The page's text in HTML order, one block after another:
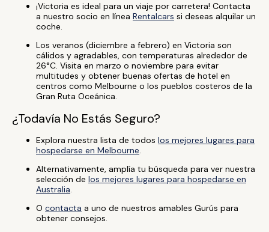
¡Victoria es ideal para un viaje por carretera! Contacta
a nuestro socio en línea Rentalcars si deseas alquilar un
coche.
Los veranos (diciembre a febrero) en Victoria son
cálidos y agradables, con temperaturas alrededor de
26°C. Visita en marzo o noviembre para evitar
multitudes y obtener buenas ofertas de hotel en
centros como Melbourne o los pueblos costeros de la
Gran Ruta Oceánica.
¿Todavía No Estás Seguro?
Explora nuestra lista de todos los mejores lugares para
hospedarse en Melbourne.
Alternativamente, amplía tu búsqueda para ver nuestra
selección de los mejores lugares para hospedarse en
Australia.
O contacta a uno de nuestros amables Gurús para
obtener consejos.